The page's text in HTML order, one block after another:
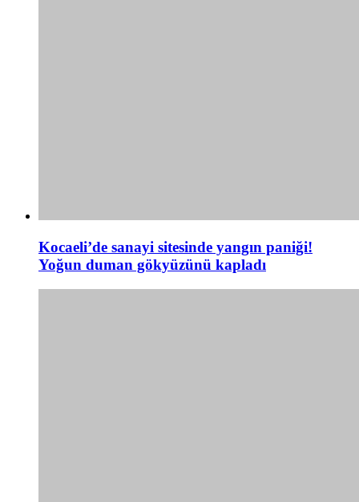
Kocaeli’de sanayi sitesinde yangın paniği!
Yoğun duman gökyüzünü kapladı